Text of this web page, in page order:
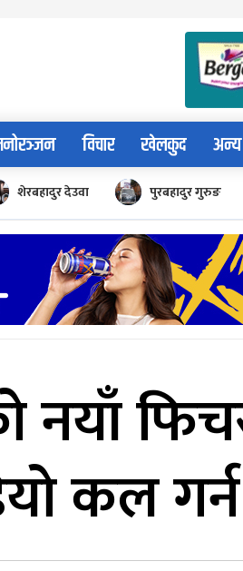
विचार खेलकुद अन्य
शेरबहादुर देउवा पुरबहादुर गुरुङ
नयाँ
कल